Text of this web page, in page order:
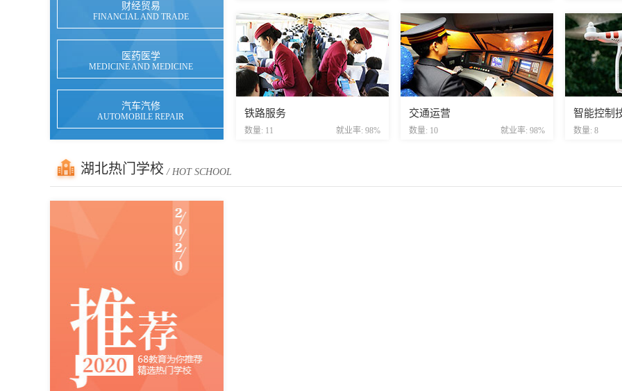
财经贸易
FINANCIAL AND TRADE
医药医学
MEDICINE AND MEDICINE
汽车汽修
AUTOMOBILE REPAIR 铁路服务
数量: 11 就业率: 98%
交通运营
数量: 10 就业率: 98%
智能控制
数量: 8
湖北热门学校 / HOT SCHOOL